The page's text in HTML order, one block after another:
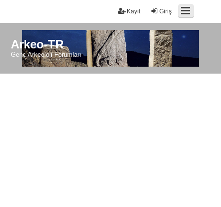
Giriş
Kayıt
Arkeo-TR
Genç Arkeoloji Forumları